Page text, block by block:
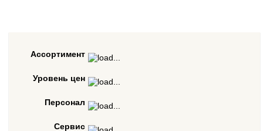
Ассортимент
Уровень цен
Персонал
Сервис